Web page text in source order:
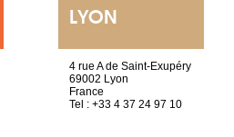
LYON
4 rue A de Saint-Exupéry
69002 Lyon
France
Tel : +33 4 37 24 97 10